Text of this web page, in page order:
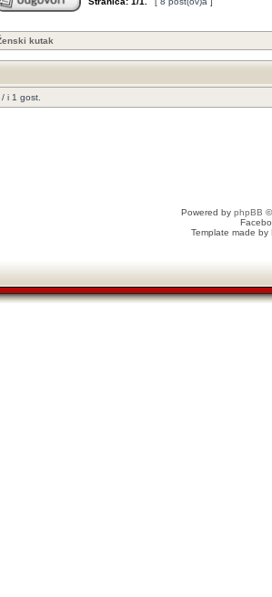
kutak
i 1 gost.
Powered by phpBB
Template made by